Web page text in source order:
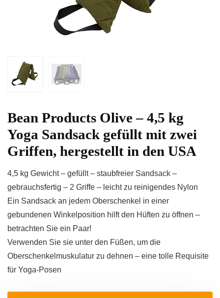
Bean Products Olive – 4,5 kg
Yoga Sandsack gefüllt mit zwei
Griffen, hergestellt in den USA
4,5 kg Gewicht – gefüllt – staubfreier Sandsack –
gebrauchsfertig – 2 Griffe – leicht zu reinigendes Nylon
Ein Sandsack an jedem Oberschenkel in einer
gebundenen Winkelposition hilft den Hüften zu öffnen –
betrachten Sie ein Paar!
Verwenden Sie sie unter den Füßen, um die
Oberschenkelmuskulatur zu dehnen – eine tolle Requisite
für Yoga-Posen